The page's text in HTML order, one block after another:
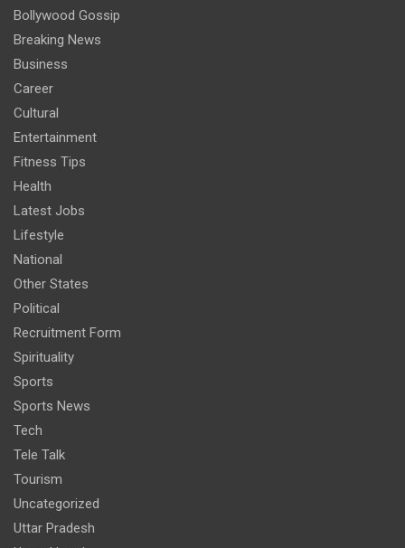
Bollywood Gossip
Breaking News
Business
Career
Cultural
Entertainment
Fitness Tips
Health
Latest Jobs
Lifestyle
National
Other States
Political
Recruitment Form
Spirituality
Sports
Sports News
Tech
Tele Talk
Tourism
Uncategorized
Uttar Pradesh